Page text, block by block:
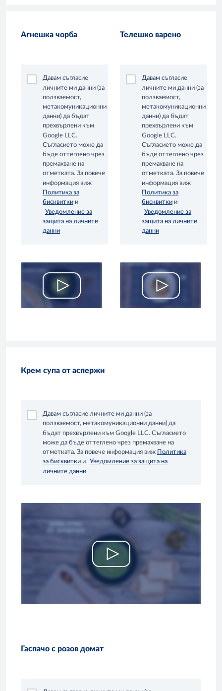
Агнешка чорба
Давам съгласие
личните ми данни (за
ползваемост,
метакомуникационни
данни) да бъдат
прехвърлени към
Google LLC.
Съгласието може да
бъде оттеглено чрез
премахване на
отметката. За повече
информация виж
Политика за
бисквитки и
Уведомление за
защита на личните
данни
Телешко варено
Давам съгласие
личните ми данни (за
ползваемост,
метакомуникационни
данни) да бъдат
прехвърлени към
Google LLC.
Съгласието може да
бъде оттеглено чрез
премахване на
отметката. За повече
информация виж
Политика за
бисквитки и
Уведомление за
защита на личните
данни
Крем супа от аспержи
Давам съгласие личните ми данни (за
ползваемост, метакомуникационни данни) да
бъдат прехвърлени към Google LLC. Съгласието
може да бъде оттеглено чрез премахване на
отметката. За повече информация виж
Политика
за бисквитки и
Уведомление за защита на
личните данни
Гаспачо с розов домат